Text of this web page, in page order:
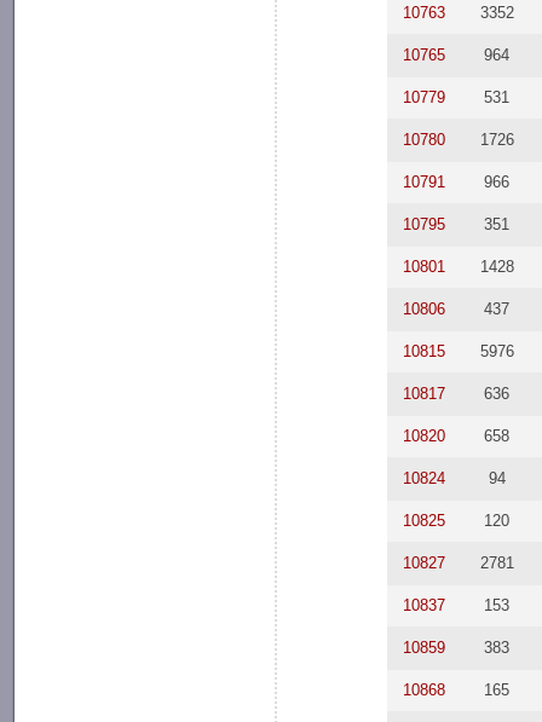
10763 3352
10765 964
10779 531
10780 1726
10791 966
10795 351
10801 1428
10806 437
10815 5976
10817 636
10820 658
10824 94
10825 120
10827 2781
10837 153
10859 383
10868 165